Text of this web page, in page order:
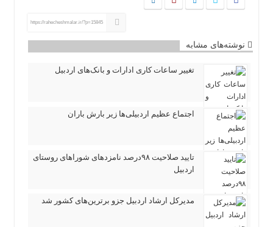
https://rahecheshmalar.ir/?p=15845
نوشته‌های مشابه
تغییر ساعات کاری ادارات و بانک‌های اردبیل
اجتماع عظیم اردبیلی‌ها زیر بارش باران
تایید صلاحیت ۹۸درصد نامزدهای شوراهای روستای
اردبیل
مدیرکل ارشاد اردبیل جزو برترین‌های کشور شد